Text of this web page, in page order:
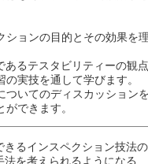
ションの目的とその効果を
あるテスタビリティーの観
実技を通して学びます。
ついてのディスカッション
できます。
るインスペクション技法
を考えられるようになる